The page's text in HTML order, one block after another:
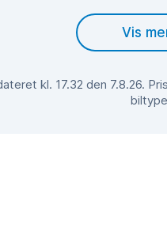
Vis
kl. 17.32 den 7.8.26.